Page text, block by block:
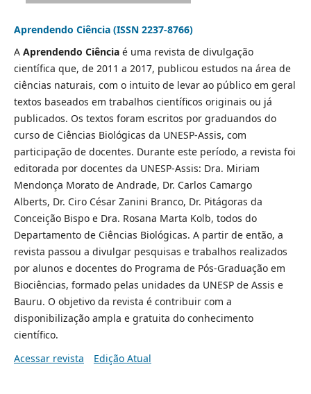
Aprendendo Ciência (ISSN 2237-8766)
A Aprendendo Ciênciaé uma revista de divulgação
científica que, de 2011 a 2017, publicou estudos na área de
ciências naturais, com o intuito de levar ao público em geral
textos baseados em trabalhos científicos originais ou já
publicados. Os textos foram escritos por graduandos do
curso de Ciências Biológicas da UNESP-Assis, com
participação de docentes. Durante este período, a revista foi
editorada por docentes da UNESP-Assis: Dra. Miriam
Mendonça Morato de Andrade, Dr. Carlos Camargo
Alberts, Dr. Ciro César Zanini Branco, Dr. Pitágoras da
Conceição Bispo e Dra. Rosana Marta Kolb, todos do
Departamento de Ciências Biológicas. A partir de então, a
revista passou a divulgar pesquisas e trabalhos realizados
por alunos e docentes do Programa de Pós-Graduação em
Biociências, formado pelas unidades da UNESP de Assis e
Bauru. O objetivo da revista é contribuir com a
disponibilização ampla e gratuita do conhecimento
científico.
Acessar revista
Edição Atual